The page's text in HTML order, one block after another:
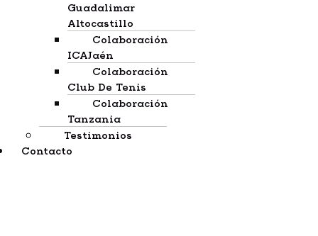
Guadalimar
Altocastillo
Colaboración
ICAJaén
Colaboración
Club De Tenis
Colaboración
Tanzania
Testimonios
Contacto